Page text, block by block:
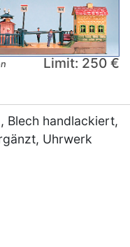
Limit: 250 €
Blech handlackiert,
Uhrwerk